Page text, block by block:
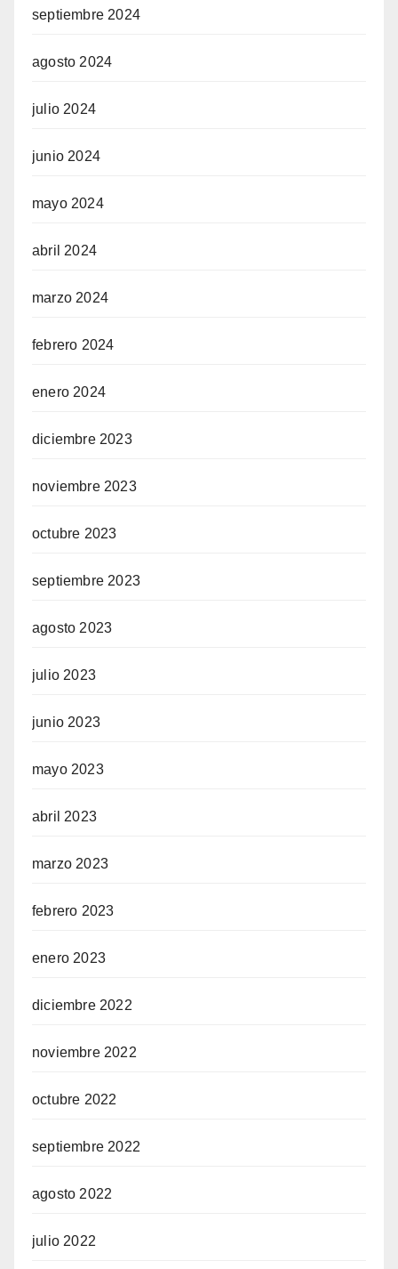
septiembre 2024
agosto 2024
julio 2024
junio 2024
mayo 2024
abril 2024
marzo 2024
febrero 2024
enero 2024
diciembre 2023
noviembre 2023
octubre 2023
septiembre 2023
agosto 2023
julio 2023
junio 2023
mayo 2023
abril 2023
marzo 2023
febrero 2023
enero 2023
diciembre 2022
noviembre 2022
octubre 2022
septiembre 2022
agosto 2022
julio 2022